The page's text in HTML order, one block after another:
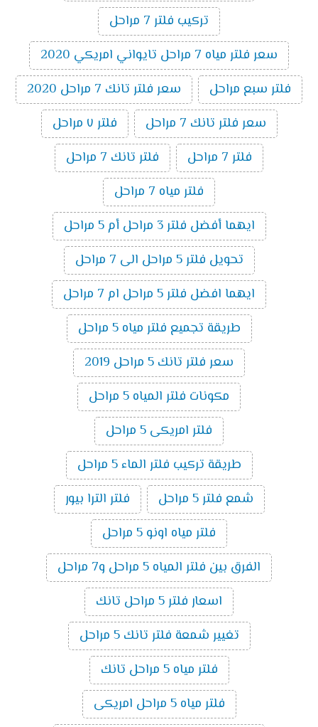
تركيب فلتر 7 مراحل
سعر فلتر مياه 7 مراحل تايواني امريكي 2020
فلتر سبع مراحل
سعر فلتر تانك 7 مراحل 2020
سعر فلتر تانك 7 مراحل
فلتر ٧ مراحل
فلتر 7 مراحل
فلتر تانك 7 مراحل
فلتر مياه 7 مراحل
ايهما أفضل فلتر 3 مراحل أم 5 مراحل
تحويل فلتر 5 مراحل الى 7 مراحل
ايهما افضل فلتر 5 مراحل ام 7 مراحل
طريقة تجميع فلتر مياه 5 مراحل
سعر فلتر تانك 5 مراحل 2019
مكونات فلتر المياه 5 مراحل
فلتر امريكى 5 مراحل
طريقة تركيب فلتر الماء 5 مراحل
شمع فلتر 5 مراحل
فلتر الترا بيور
فلتر مياه اونو 5 مراحل
الفرق بين فلتر المياه 5 مراحل و7 مراحل
اسعار فلتر 5 مراحل تانك
تغيير شمعة فلتر تانك 5 مراحل
فلتر مياه 5 مراحل تانك
فلتر مياه 5 مراحل امريكى